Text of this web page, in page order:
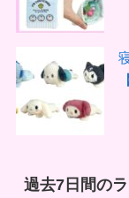
過去7日間の